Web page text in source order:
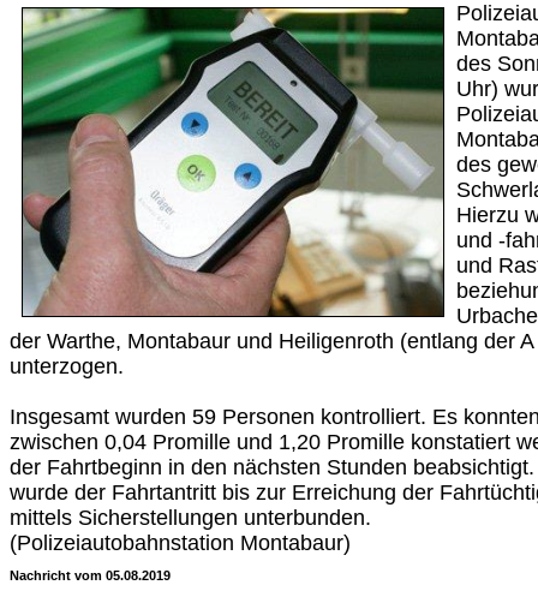
des
Uhr)
des
Hierzu
und -
und
der Warthe, Montabaur und Heiligenroth (entlang der
unterzogen.
Insgesamt wurden 59 Personen kontrolliert. Es
zwischen 0,04 Promille und 1,20 Promille konstatiert
der Fahrtbeginn in den nächsten Stunden
wurde der Fahrtantritt bis zur Erreichung der
mittels Sicherstellungen unterbunden.
(Polizeiautobahnstation Montabaur)
Nachricht vom 05.08.2019